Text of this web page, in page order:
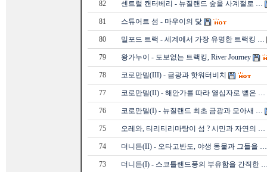
82 센트럴 캔터베리 - 뉴질랜드 숲을 사계절로 …
81 스튜어트 섬 - 마우이의 닻
80 밀포드 트랙 - 세계에서 가장 유명한 트랙킹 …
79 왕가누이 - 도보없는 트랙킹, River Journey
78 코로만델(III) - 금광과 핫워터비치
77 코로만델(II) - 해안가를 따라 열십자로 뻗은 …
76 코로만델(I) - 뉴질랜드 최초 금광과 모아새 …
75 오레와, 티리티리마탕이 섬 ? 시민과 자연의 …
74 더니든(II) - 오타고반도, 야생 동물과 그들을 …
73 더니든(I) - 스코틀랜드풍의 부유함을 간직한